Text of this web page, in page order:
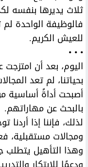
ثلاث يديرها بنفسه
فالوظيفة الواحدة لم
للعيش الكريم.
• • •
اليوم، بعد أن امتزجت
بحياتنا، لم تعد
أصبحت أداةً أساسية
بالبحث عن مهاراتهم.
لذلك، فإننا إذا
ومجالات مستقبلية،
وهذا التأهيل يتطلب